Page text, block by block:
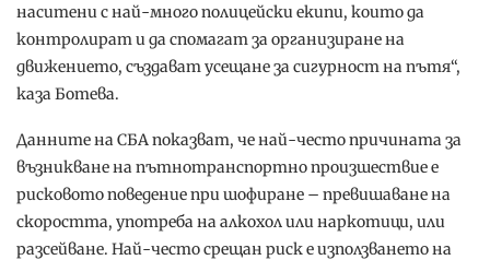
наситени с най-много полицейски екипи, които да
контролират и да спомагат за организиране на
движението, създават усещане за сигурност на пътя“,
каза Ботева.
Данните на СБА показват, че най-често причината за
възникване на пътнотранспортно произшествие е
рисковото поведение при шофиране – превишаване на
скоростта, употреба на алкохол или наркотици, или
разсейване. Най-често срещан риск е използването на